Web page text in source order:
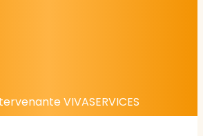
VIVASERVICES